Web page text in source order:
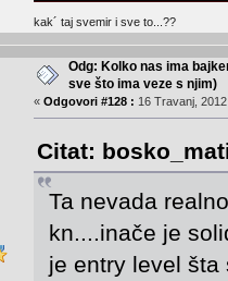
kak´ taj svemir i sve to...??
Odg: Kolko nas ima
sve što ima veze s njim)
« Odgovori #128 : 16 Travanj,
Citat:
Ta nevada
kn....inače je
je entry level šta